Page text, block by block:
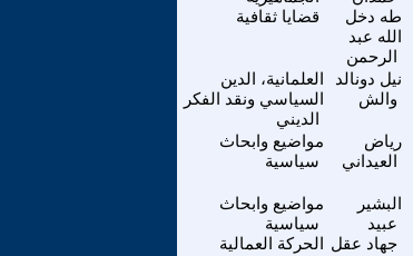
قضايا ثقافية
طه دخل
الله عبد
الرحمن
العلمانية، الدين
السياسي ونقد الفكر
الديني
نيل دونالد
والش
مواضيع وابحاث
سياسية
رياض
العيداني
مواضيع وابحاث
سياسية
البشير
عبيد
الحركة العمالية جهاد عقل